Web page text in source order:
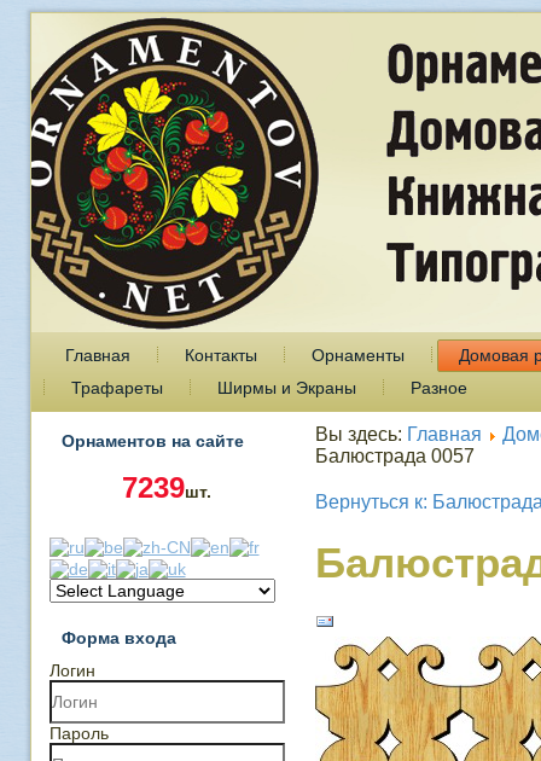
Главная Контакты Орнаменты
Домовая
Трафареты
Ширмы и Экраны Разное
Орнаментов на сайте
7239шт.
Форма входа
Логин
Пароль
Вы здесь: Главная
Балюстрада 0057
Вернуться к: